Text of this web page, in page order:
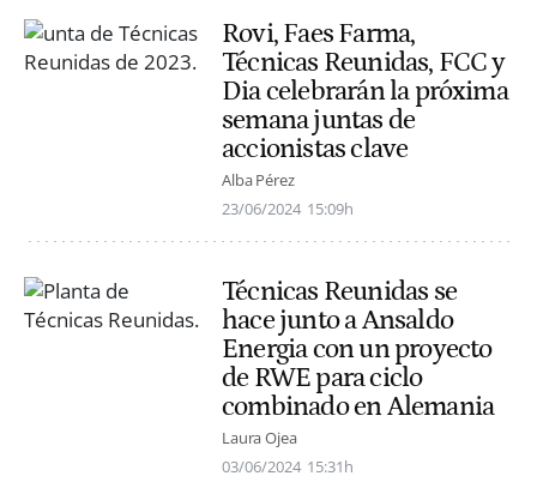
Rovi, Faes Farma,
Técnicas Reunidas, FCC y
Dia celebrarán la próxima
semana juntas de
accionistas clave
Alba Pérez
23/06/2024 15:09h
Técnicas Reunidas se
hace junto a Ansaldo
Energia con un proyecto
de RWE para ciclo
combinado en Alemania
Laura Ojea
03/06/2024 15:31h